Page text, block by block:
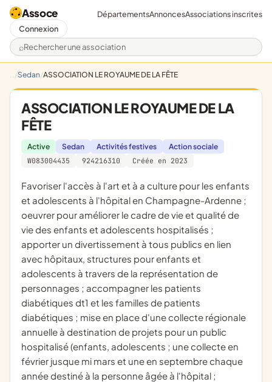
Assoce
Rechercher une association
DépartementsAnnoncesAssociations inscrites
Connexion
Sedan ASSOCIATION LE ROYAUME DE LA FÊTE
ASSOCIATION LE ROYAUME DE LA
FÊTE
Active Sedan Activités festives
Action sociale
W083004435
924216310 Créée en 2023
favoriser l'accès à l'art et à a culture pour les enfants
et adolescents à l'hôpital en Champagne-Ardenne ;
oeuvrer pour améliorer le cadre de vie et qualité de
vie des enfants et adolescents hospitalisés ;
apporter un divertissement à tous publics en lien
avec hôpitaux, structures pour enfants et
adolescents à travers de la représentation de
personnages ; accompagner les patients
diabétiques dt1 et les familles de patients
diabétiques ; mise en place d'une collecte régionale
annuelle à destination de projets pour un public
hospitalisé (enfants, adolescents ; une collecte en
février jusque mi mars et une en septembre chaque
année destiné à la personne âgée à l'hôpital ;